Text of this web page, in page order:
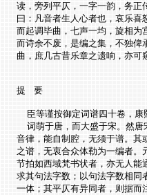
读，旁列平仄，一字一韵，务正
曰：凡音者生人心者也，哀乐喜
而起调毕曲，七声一均，旋相为
而诗余不废，是编之集，不独俾
曲，庶几古昔乐章之遗响，亦可
提 要
臣等谨按御定词谱四十卷，康
词萌于唐，而大盛于宋。然
音律，能自制腔，无须于谱。其
之谱，无衷合众体勒为一编者。
节拍如西域梵书状者，亦无人能
求其句法字数；以句法字数相同
一体；其平仄有异同者，则据而